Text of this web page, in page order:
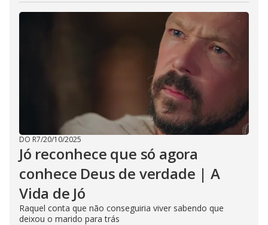
DO R7/20/10/2025
Jó reconhece que só agora
conhece Deus de verdade | A
Vida de Jó
Raquel conta que não conseguiria viver sabendo que
deixou o marido para trás